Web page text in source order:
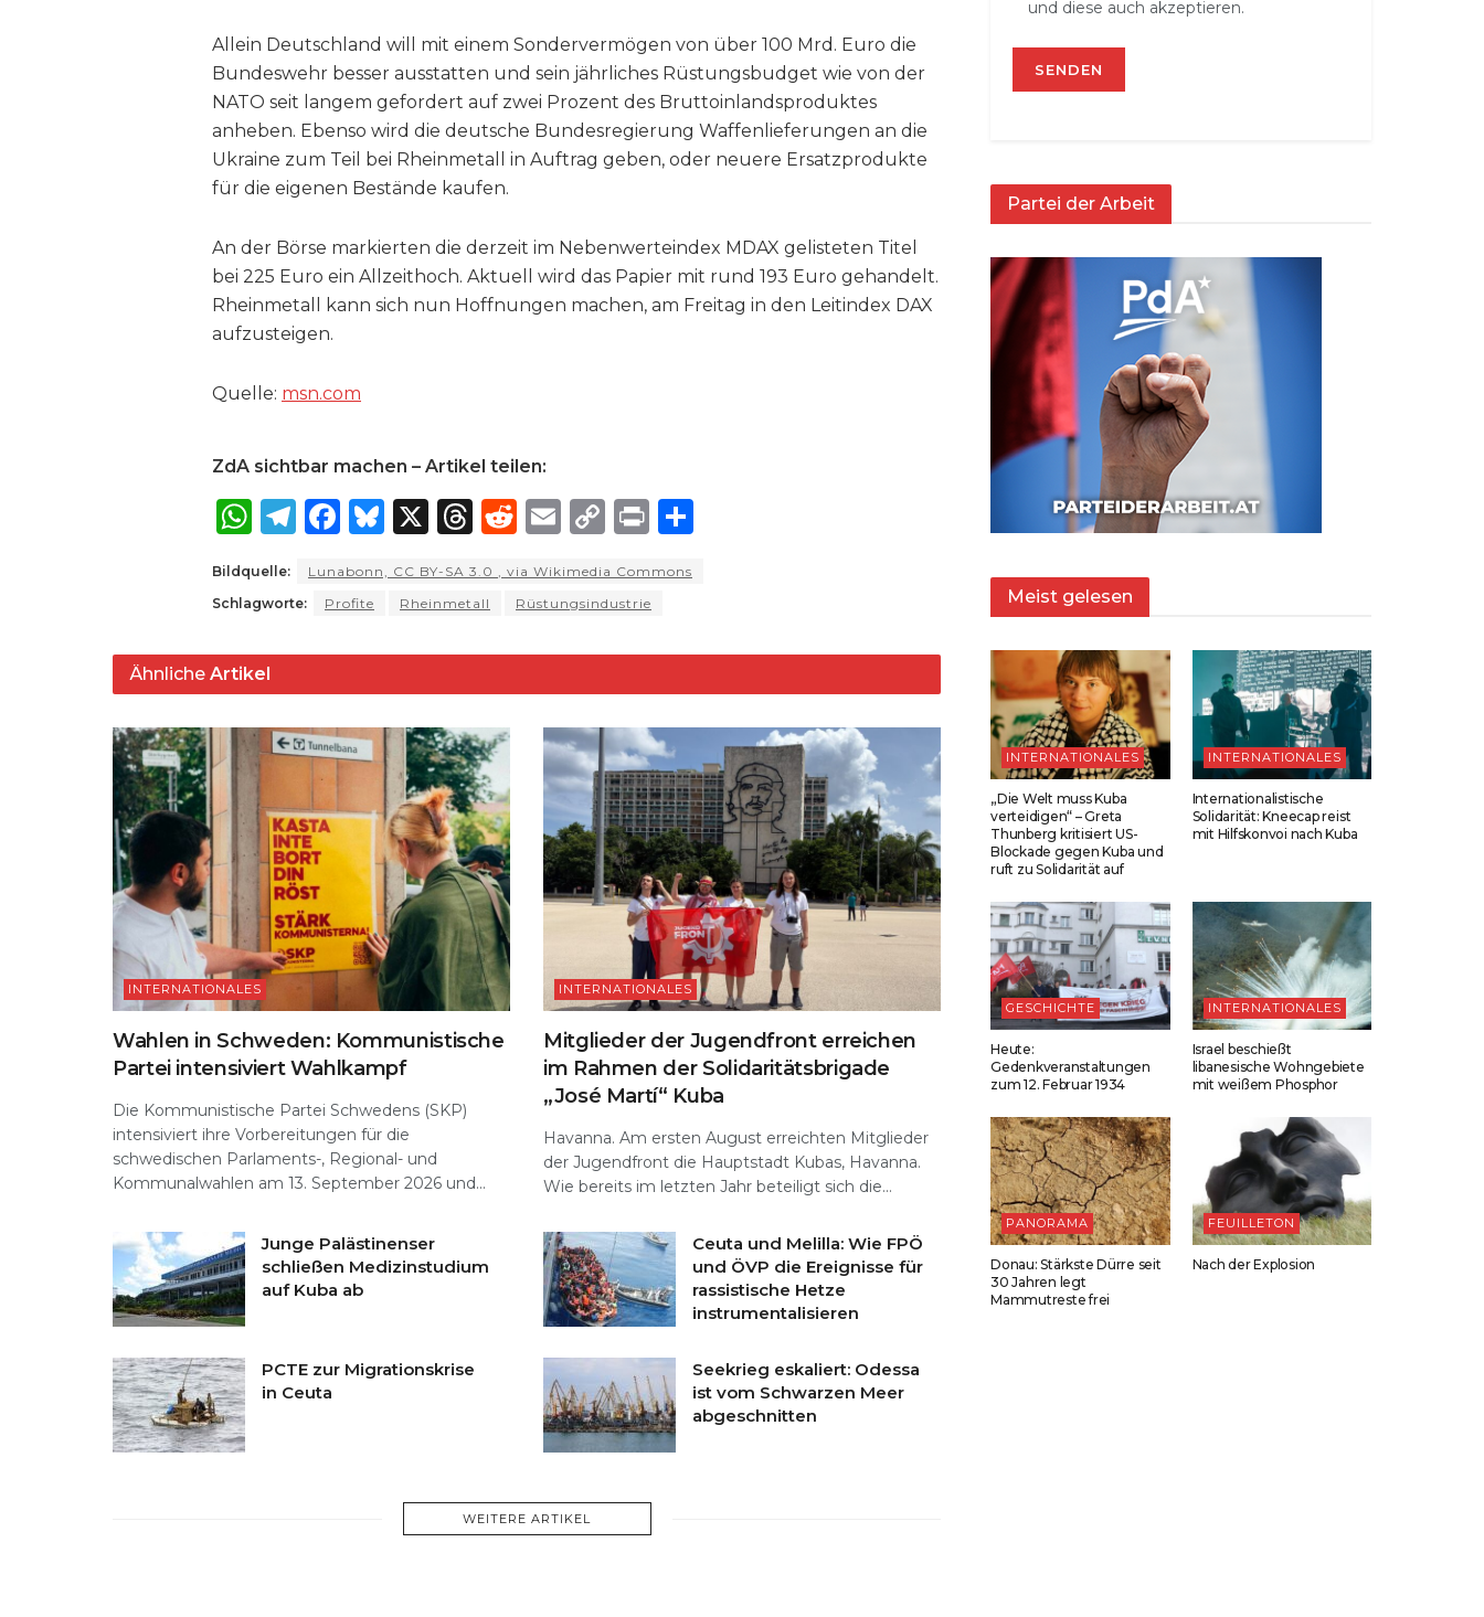
Allein Deutschland will mit einem Sondervermögen von über 100 Mrd. Euro die
Bundeswehr besser ausstatten und sein jährliches Rüstungsbudget wie von der
NATO seit langem gefordert auf zwei Prozent des Bruttoinlandsproduktes
anheben. Ebenso wird die deutsche Bundesregierung Waffenlieferungen an die
Ukraine zum Teil bei Rheinmetall in Auftrag geben, oder neuere Ersatzprodukte
für die eigenen Bestände kaufen.
An der Börse markierten die derzeit im Nebenwerteindex MDAX gelisteten Titel
bei 225 Euro ein Allzeithoch. Aktuell wird das Papier mit rund 193 Euro gehandelt.
Rheinmetall kann sich nun Hoffnungen machen, am Freitag in den Leitindex DAX
aufzusteigen.
Quelle: msn​.com
ZdA sichtbar machen – Artikel teilen:
W
a
ts
A
p
p
T
e
g
ra
m
F
c
e
b
o
o
k
B
e
s
k
y
X
T
re
a
d
s
R
d
di
t
E
ai
l
C
p
y
Li
n
k
P
n
t
Bildquelle: Lunabonn, CC BY-SA 3.0 , via Wikimedia Commons
Schlagworte:
Profite Rheinmetall Rüstungsindustrie
Ähnliche Artikel
INTERNATIONALES
Wahlen in Schweden: Kommunistische
Partei intensiviert Wahlkampf
Die Kommunistische Partei Schwedens (SKP)
intensiviert ihre Vorbereitungen für die
schwedischen Parlaments-, Regional- und
Kommunalwahlen am 13. September 2026 und...
INTERNATIONALES
Mitglieder der Jugendfront erreichen
im Rahmen der Solidaritätsbrigade
„José Martí“ Kuba
Havanna. Am ersten August erreichten Mitglieder
der Jugendfront die Hauptstadt Kubas, Havanna.
Wie bereits im letzten Jahr beteiligt sich die...
Junge Palästinenser
schließen Medizinstudium
auf Kuba ab
Ceuta und Melilla: Wie FPÖ
und ÖVP die Ereignisse für
rassistische Hetze
instrumentalisieren
PCTE zur Migrationskrise
in Ceuta
Seekrieg eskaliert: Odessa
ist vom Schwarzen Meer
abgeschnitten
WEITERE ARTIKEL
und diese auch akzeptieren.
Partei der Arbeit
Meist gelesen
INTERNATIONALES
„Die Welt muss Kuba
verteidigen“ – Greta
Thunberg kritisiert US-
Blockade gegen Kuba und
ruft zu Solidarität auf
INTERNATIONALES
Internationalistische
Solidarität: Kneecap reist
mit Hilfskonvoi nach Kuba
GESCHICHTE
Heute:
Gedenkveranstaltungen
zum 12. Februar 1934
INTERNATIONALES
Israel beschießt
libanesische Wohngebiete
mit weißem Phosphor
PANORAMA
Donau: Stärkste Dürre seit
30 Jahren legt
Mammutreste frei
FEUILLETON
Nach der Explosion